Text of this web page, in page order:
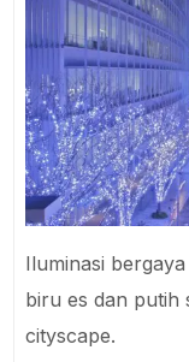
Iluminasi
biru es dan putih
cityscape.